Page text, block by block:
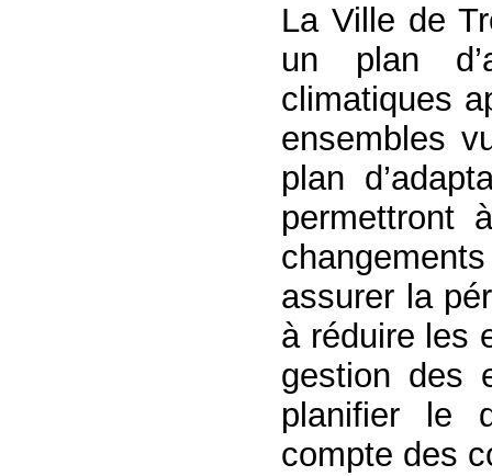
La Ville de
un plan
climatiques
ensembles
plan
permettront
assurer la
à réduire les
gestion des
planifier le
compte des